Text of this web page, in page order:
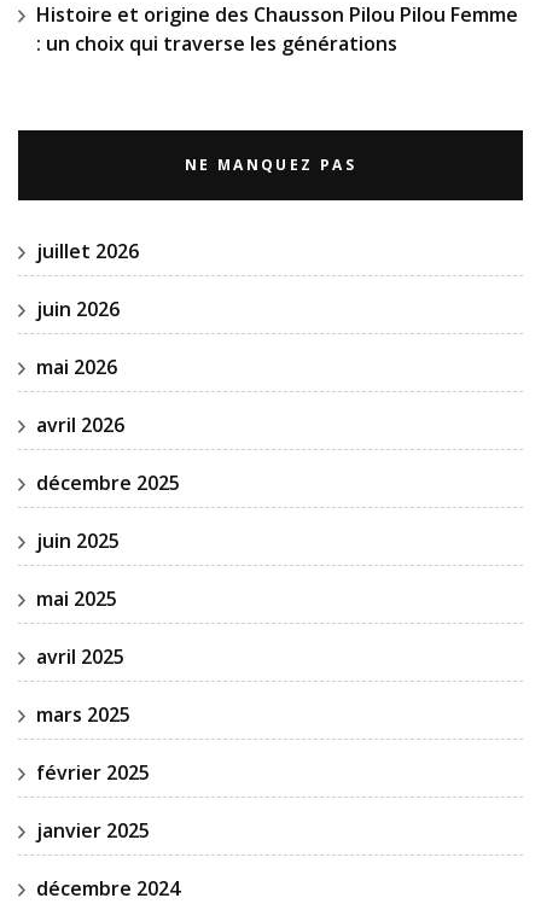
Histoire et origine des Chausson Pilou Pilou Femme
: un choix qui traverse les générations
NE MANQUEZ PAS
juillet 2026
juin 2026
mai 2026
avril 2026
décembre 2025
juin 2025
mai 2025
avril 2025
mars 2025
février 2025
janvier 2025
décembre 2024